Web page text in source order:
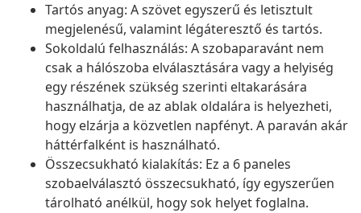
Tartós anyag: A szövet egyszerű és letisztult
megjelenésű, valamint légáteresztő és tartós.
Sokoldalú felhasználás: A szobaparavánt nem
csak a hálószoba elválasztására vagy a helyiség
egy részének szükség szerinti eltakarására
használhatja, de az ablak oldalára is helyezheti,
hogy elzárja a közvetlen napfényt. A paraván akár
háttérfalként is használható.
Összecsukható kialakítás: Ez a 6 paneles
szobaelválasztó összecsukható, így egyszerűen
tárolható anélkül, hogy sok helyet foglalna.